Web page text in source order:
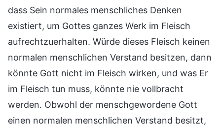
dass Sein normales menschliches Denken
existiert, um Gottes ganzes Werk im Fleisch
aufrechtzuerhalten. Würde dieses Fleisch keinen
normalen menschlichen Verstand besitzen, dann
könnte Gott nicht im Fleisch wirken, und was Er
im Fleisch tun muss, könnte nie vollbracht
werden. Obwohl der menschgewordene Gott
einen normalen menschlichen Verstand besitzt,